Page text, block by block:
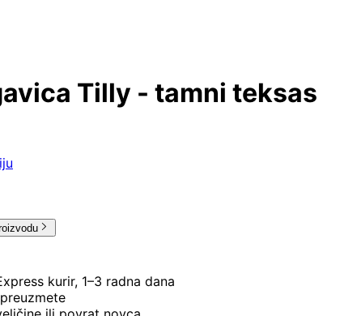
Tilly - tamni teksas
kurir, 1–3 radna dana